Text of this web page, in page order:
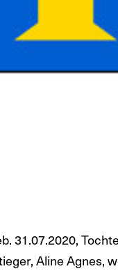
31.07.2020,
Aline Agnes,